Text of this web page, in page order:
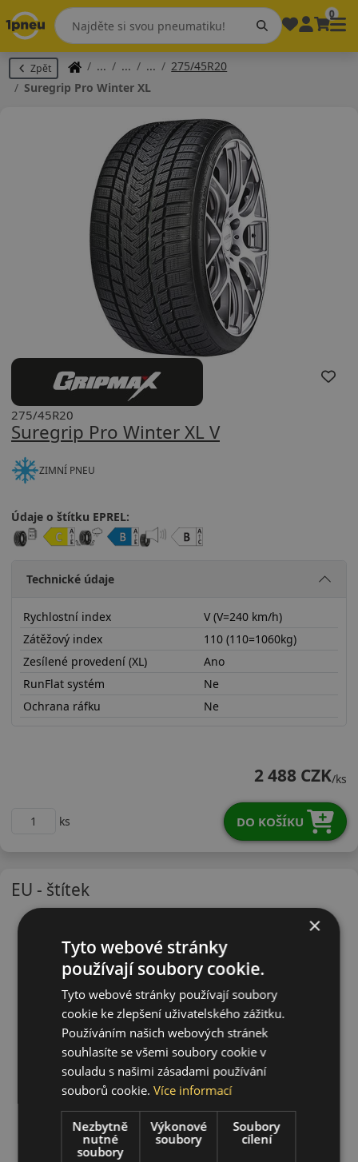
0
Zpět
275/45R20
Suregrip Pro Winter XL
Suregrip Pro Winter XL V
275/45R20
ZIMNÍ PNEU
Údaje o štítku EPREL:
Technické údaje
Rychlostní index
V (V=240 km/h)
Zátěžový index
110 (110=1060kg)
Zesílené provedení (XL)
Ano
RunFlat systém
Ne
Ochrana ráfku
Ne
2 488 CZK/ks
ks DO KOŠÍKU
EU - štítek
×
Tyto webové stránky
používají soubory cookie.
Tyto webové stránky používají soubory
cookie ke zlepšení uživatelského zážitku.
Používáním našich webových stránek
souhlasíte se všemi soubory cookie v
souladu s našimi zásadami používání
souborů cookie.Více informací
Nezbytně
nutné
soubory
Výkonové
soubory
Soubory
cílení